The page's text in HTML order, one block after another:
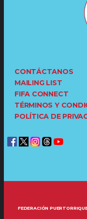
CONTÁCTANOS
MAILING LIST
FIFA CONNECT
TÉRMINOS Y
POLÍTICA DE
FEDERACIÓN